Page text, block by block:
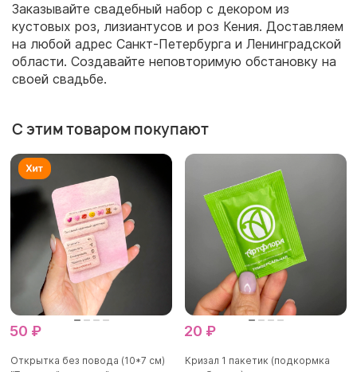
Заказывайте свадебный набор с декором из
кустовых роз, лизиантусов и роз Кения. Доставляем
на любой адрес Санкт-Петербурга и Ленинградской
области. Создавайте неповторимую обстановку на
своей свадьбе.
С этим товаром покупают
50 ₽
Открытка без повода (10*7 см)
20 ₽
Кризал 1 пакетик (подкормка